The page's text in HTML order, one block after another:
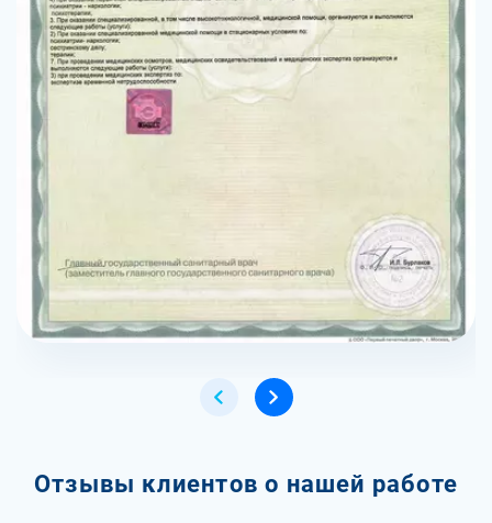
Отзывы клиентов о нашей работе